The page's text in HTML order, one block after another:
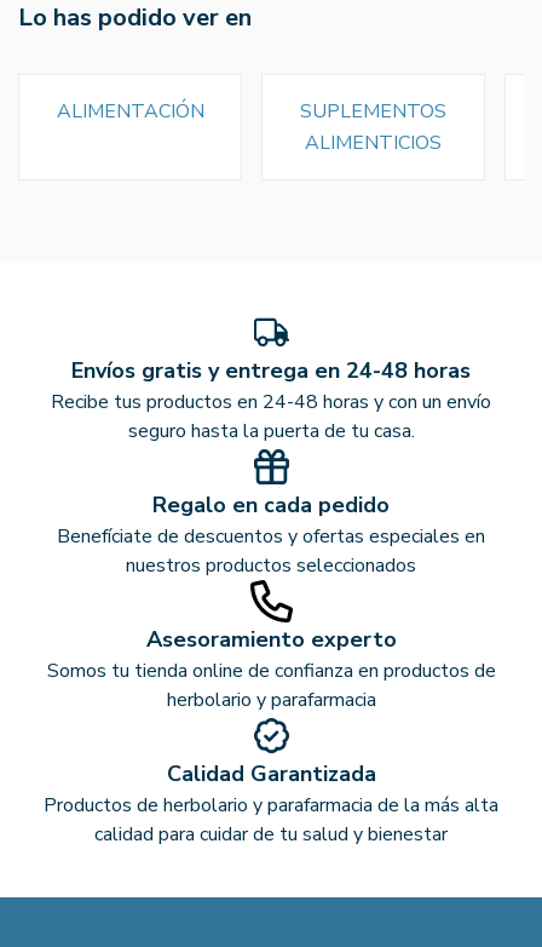
Lo has podido ver en
ALIMENTACIÓN
SUPLEMENTOS
ALIMENTICIOS
Envíos gratis y entrega en 24-48 horas
Recibe tus productos en 24-48 horas y con un envío
seguro hasta la puerta de tu casa.
Regalo en cada pedido
Benefíciate de descuentos y ofertas especiales en
nuestros productos seleccionados
Asesoramiento experto
Somos tu tienda online de confianza en productos de
herbolario y parafarmacia
Calidad Garantizada
Productos de herbolario y parafarmacia de la más alta
calidad para cuidar de tu salud y bienestar